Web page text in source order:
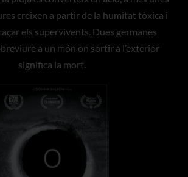
creixen a partir de la humitat tòxica i
els supervivents. Dues germanes
a un món on sortir a l’exterior
significa la mort.